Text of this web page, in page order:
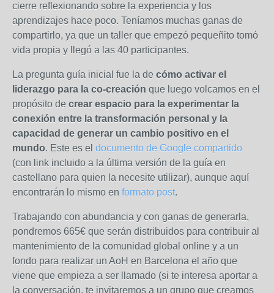
cierre reflexionando sobre la experiencia y los
aprendizajes hace poco. Teníamos muchas ganas de
compartirlo, ya que un taller que empezó pequeñito tomó
vida propia y llegó a las 40 participantes.
La pregunta guía inicial fue la de cómo activar el
liderazgo para la co-creación que luego volcamos en el
propósito de crear espacio para la experimentar la
conexión entre la transformación personal y la
capacidad de generar un cambio positivo en el
mundo. Este es el documento de Google compartido
(con link incluido a la última versión de la guía en
castellano para quien la necesite utilizar), aunque aquí
encontrarán lo mismo en formato post.
Trabajando con abundancia y con ganas de generarla,
pondremos 665€ que serán distribuidos para contribuir al
mantenimiento de la comunidad global online y a un
fondo para realizar un AoH en Barcelona el año que
viene que empieza a ser llamado (si te interesa aportar a
la conversación, te invitaremos a un grupo que creamos